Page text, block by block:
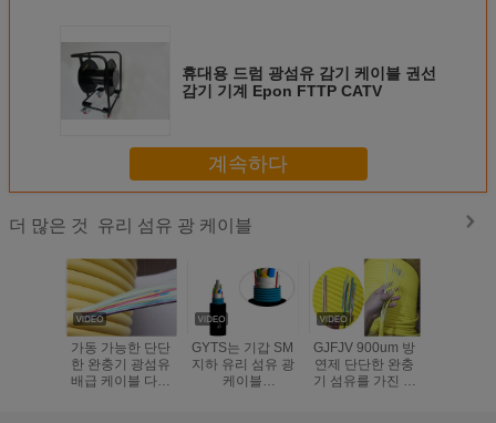
휴대용 드럼 광섬유 감기 케이블 권선
감기 기계 Epon FTTP CATV
계속하다
더 많은 것 유리 섬유 광 케이블
가동 가능한 단단
한 완충기 광섬유
배급 케이블 다중
GYTS는 기갑 SM
지하 유리 섬유 광
케이블
GJFJV 900um 방
연제 단단한 완충
기 섬유를 가진 다